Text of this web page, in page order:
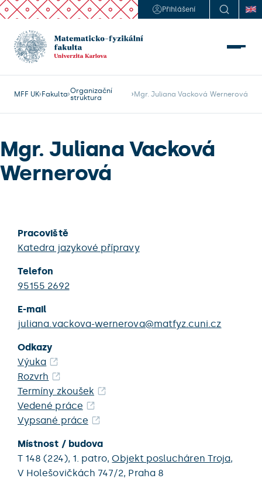
Přihlášení
MFF UK Fakulta Organizační
struktura
Mgr. Juliana Vacková Wernerová
Mgr. Juliana Vacková
Wernerová
Pracoviště
Katedra jazykové přípravy
Telefon
95155 2692
E-mail
juliana.vackova-wernerova@matfyz.cuni.cz
Odkazy
Výuka
Rozvrh
Termíny zkoušek
Vedené práce
Vypsané práce
Místnost / budova
T 148 (224), 1. patro,Objekt poslucháren Troja,
V Holešovičkách 747/2, Praha 8